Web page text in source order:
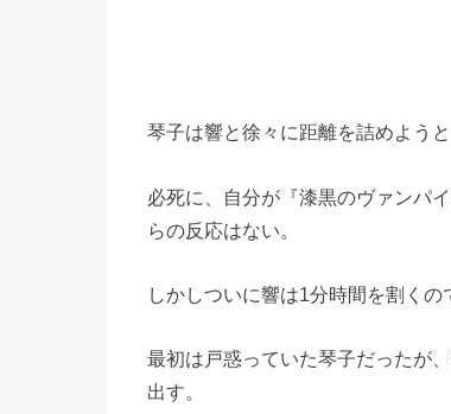
琴子は響と徐々に距離を詰めよう
必死に、自分が『漆黒のヴァンパ
らの反応はない。
しかしついに響は1分時間を割くの
最初は戸惑っていた琴子だったが
出す。